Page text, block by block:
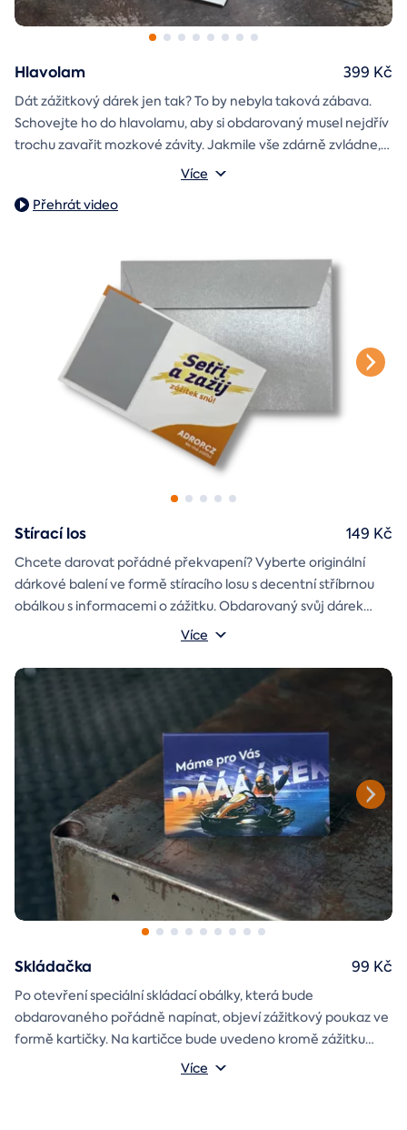
Hlavolam
Dát zážitkový dárek jen tak? To by nebyla taková zábava.
Schovejte ho do hlavolamu, aby si obdarovaný musel nejdřív
trochu zavařit mozkové závity. Jakmile vše zdárně zvládne,
objeví poukaz na zážitek i s vaším věnováním.
Vnější rozměry: 15,5 x 8,5 x 5 cm
Více
399 Kč
Přehrát video
Stírací los
Chcete darovat pořádné překvapení? Vyberte originální
dárkové balení ve formě stíracího losu s decentní stříbrnou
obálkou s informacemi o zážitku. Obdarovaný svůj dárek
objeví až po chvilce napětí během stírání. Jedno je jisté, u nás
Více
149 Kč
Skládačka
Po otevření speciální skládací obálky, která bude
obdarovaného pořádně napínat, objeví zážitkový poukaz ve
formě kartičky. Na kartičce bude uvedeno kromě zážitku
také jméno a věnování, které si v průběhu objednávky sami
Více
99 Kč